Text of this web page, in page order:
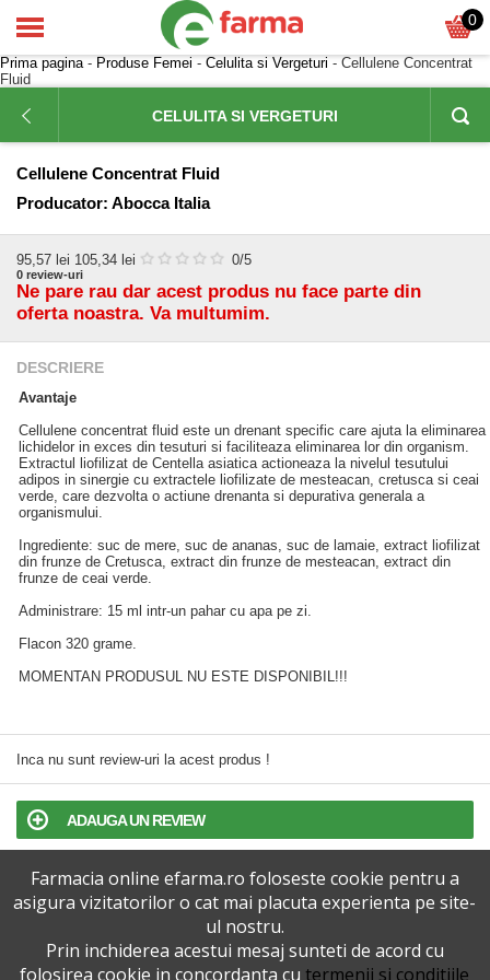
0
Prima pagina- Produse Femei - Celulita si Vergeturi - Cellulene Concentrat
Fluid
CELULITA SI VERGETURI
Cellulene Concentrat Fluid
Producator: Abocca Italia
95,57 lei 105,34 lei 0/5
0 review-uri
Ne pare rau dar acest produs nu face parte din
oferta noastra. Va multumim.
DESCRIERE
Avantaje
Cellulene concentrat fluid este un drenant specific care ajuta la eliminarea
lichidelor in exces din tesuturi si faciliteaza eliminarea lor din organism.
Extractul liofilizat de Centella asiatica actioneaza la nivelul tesutului
adipos in sinergie cu extractele liofilizate de mesteacan, cretusca si ceai
verde, care dezvolta o actiune drenanta si depurativa generala a
organismului.
Ingrediente: suc de mere, suc de ananas, suc de lamaie, extract liofilizat
din frunze de Cretusca, extract din frunze de mesteacan, extract din
frunze de ceai verde.
Administrare: 15 ml intr-un pahar cu apa pe zi.
Flacon 320 grame.
MOMENTAN PRODUSUL NU ESTE DISPONIBIL!!!
Inca nu sunt review-uri la acest produs !
ADAUGA UN REVIEW
TERMENI SI CONDITII
POLITICA DE CONFIDENTIALITATE
Farmacia online efarma.ro foloseste cookie pentru a
asigura vizitatorilor o cat mai placuta experienta pe site-
ul nostru.
Prin inchiderea acestui mesaj sunteti de acord cu
folosirea cookie in concordanta cu termenii si conditiile